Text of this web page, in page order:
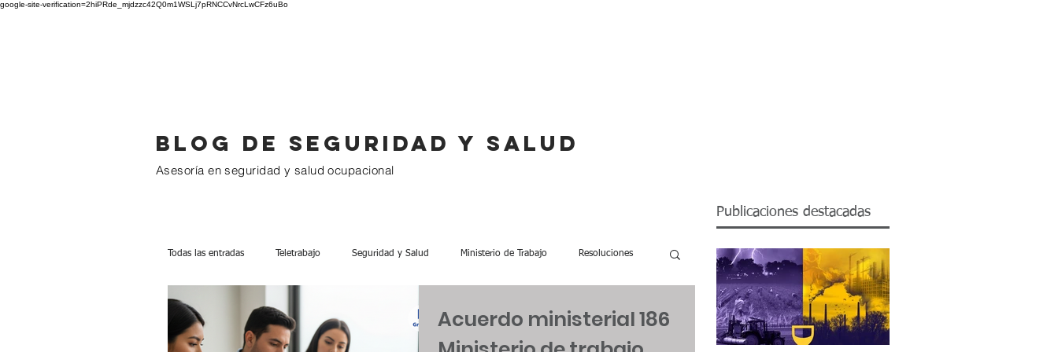
google-site-verification=2hiPRde_mjdzzc42Q0m1WSLj7pRNCCvNrcLwCFz6uBo
Blog de seguridad y salud
Asesoría en seguridad y salud ocupacional
Publicaciones destacadas
Todas las entradas Teletrabajo Seguridad y Salud Ministerio de Trabajo Resoluciones
1 a 10 Trabajadores Más de 10 Trabajadores Seguridad Laboral Listas de Verificación
Acuerdo ministerial 186